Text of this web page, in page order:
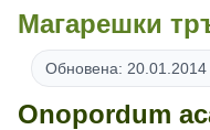
Магарешки
Обновена: 20.01.2014
Onopordum